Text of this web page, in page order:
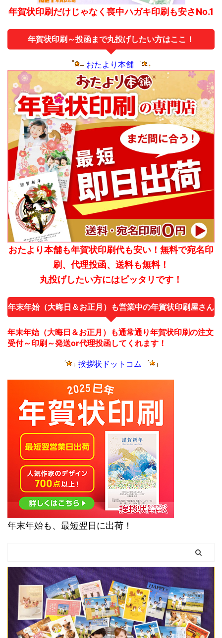
年賀状印刷だけじゃなく喪中ハガキ印刷も安さNo.1
年賀状印刷～投函まで丸投げしたい方はここ！
おたより本舗
おたより本舗も年賀状印刷代も安い！無料で宛名印
刷、代理投函、送料も無料！
丸投げしたい方にはピッタリです！
年末年始（大晦日＆お正月）も営業中の年賀状印刷屋さん
年末年始（大晦日＆お正月）も通常通り年賀状印刷の注文
受付～印刷～発送or代理投函してくれます！
挨拶状ドットコム
年末年始も、最短翌日に出荷！